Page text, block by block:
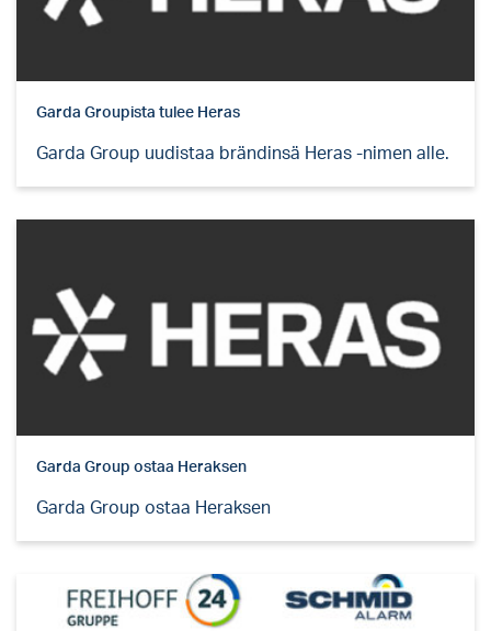
Garda Groupista tulee Heras
Garda Group uudistaa brändinsä Heras -nimen alle.
Garda Group ostaa Heraksen
Garda Group ostaa Heraksen